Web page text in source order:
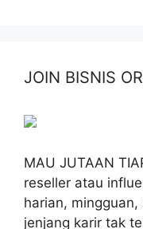
JOIN BISNIS
MAU JUTAAN
reseller atau
harian,
jenjang karir tak